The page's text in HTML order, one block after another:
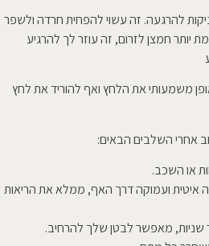
להרגעה. זה עשוי להפחית חרדה ולשפר
יותר חמצן לזרום, זה עוזר לך להרגיע
משמעותי את הלחץ ואף להוריד את לחץ
אחרי השלבים הבאים:
או השכב.
איטית ועמוקה דרך האף, ממלא את הריאות
מאפשר לבטן שלך להרחיב.